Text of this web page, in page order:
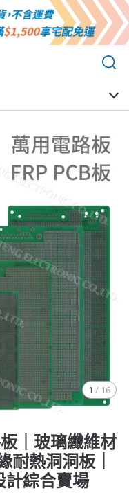
1 / 16
｜玻璃纖維材
熱洞洞板｜
計綜合賣場